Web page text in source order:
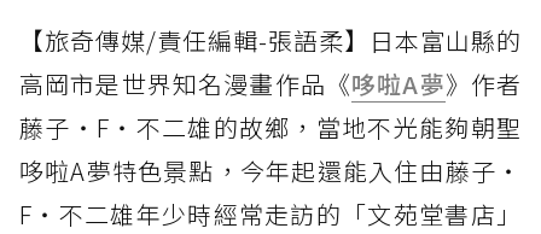
【旅奇傳媒/責任編輯-張語柔】日本富山縣的
高岡市是世界知名漫畫作品《哆啦A夢》作者
藤子・F・不二雄的故鄉，當地不光能夠朝聖
哆啦A夢特色景點，今年起還能入住由藤子・
F・不二雄年少時經常走訪的「文苑堂書店」